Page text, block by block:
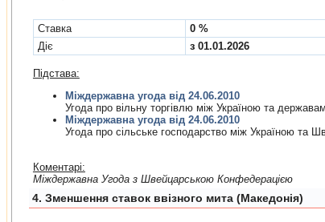
Cтавка
0 %
Діє
з 01.01.2026
Підстава:
Міждержавна угода від 24.06.2010
Угода про вiльну торгiвлю мiж Україною та
Міждержавна угода від 24.06.2010
Угода про сiльське господарство мiж Україною та
Коментарі:
Мiждержавна Угода з Швейцарською Конфедерацiєю
4. Зменшення ставок ввізного мита (Македонія)